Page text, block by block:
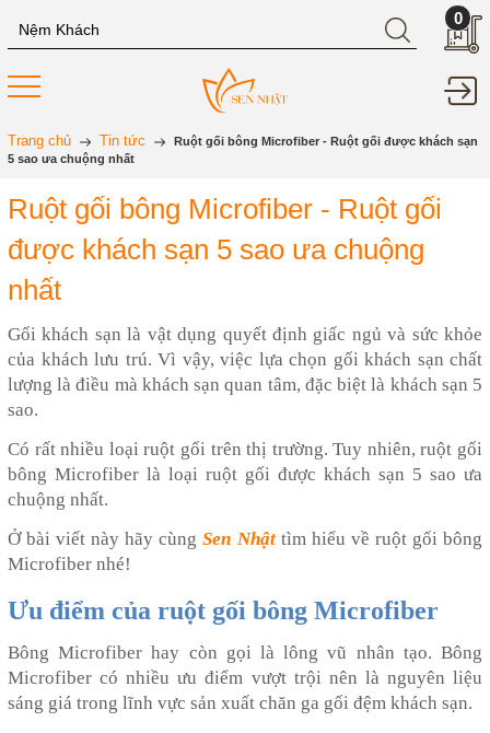
0
Trang chủ Tin tức
Ruột gối bông Microfiber - Ruột gối được khách sạn
5 sao ưa chuộng nhất
Ruột gối bông Microfiber - Ruột gối
được khách sạn 5 sao ưa chuộng
nhất
Gối khách sạn là vật dụng quyết định giấc ngủ và sức khỏe
của khách lưu trú. Vì vậy, việc lựa chọn gối khách sạn chất
lượng là điều mà khách sạn quan tâm, đặc biệt là khách sạn 5
sao.
Có rất nhiều loại ruột gối trên thị trường. Tuy nhiên, ruột gối
bông Microfiber là loại ruột gối được khách sạn 5 sao ưa
chuộng nhất.
Ở bài viết này hãy cùngSen Nhậttìm hiểu về ruột gối bông
Microfiber nhé!
Ưu điểm của ruột gối bông Microfiber
Bông Microfiber hay còn gọi là lông vũ nhân tạo. Bông
Microfiber có nhiều ưu điểm vượt trội nên là nguyên liệu
sáng giá trong lĩnh vực sản xuất chăn ga gối đệm khách sạn.